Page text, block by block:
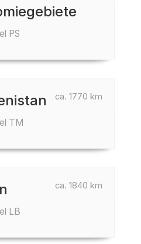
PS
ca. 1770 km
TM
ca. 1840 km
LB